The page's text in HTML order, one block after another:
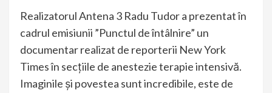
Realizatorul Antena 3 Radu Tudor a prezentat în
cadrul emisiunii ”Punctul de întâlnire” un
documentar realizat de reporterii New York
Times în secțiile de anestezie terapie intensivă.
Imaginile și povestea sunt incredibile, este de